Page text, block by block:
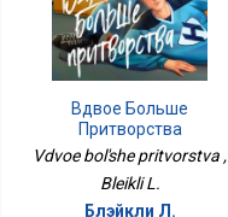
Вдвое Больше
Притворства
Vdvoe bol'she pritvorstva ,
Bleikli L.
Блэйкли Л.